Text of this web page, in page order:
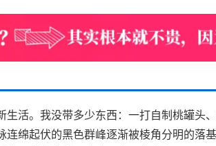
活。我没带多少东西：一打自制桃罐头
绵起伏的黑色群峰逐渐被棱角分明的落